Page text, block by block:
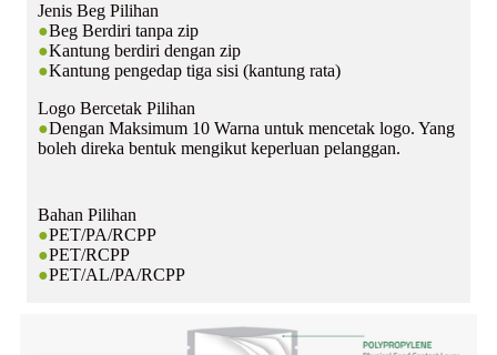
Jenis Beg Pilihan
●Beg Berdiri tanpa zip
●Kantung berdiri dengan zip
●Kantung pengedap tiga sisi (kantung rata)
Logo Bercetak Pilihan
●Dengan Maksimum 10 Warna untuk mencetak logo. Yang
boleh direka bentuk mengikut keperluan pelanggan.
Bahan Pilihan
●PET/PA/RCPP
●PET/RCPP
●PET/AL/PA/RCPP